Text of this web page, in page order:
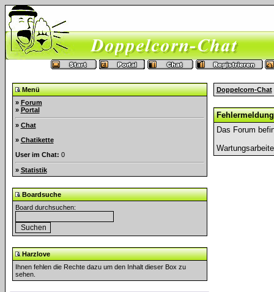
Menü
» Forum
» Portal
» Chat
» Chatikette
User im Chat: 0
» Statistik
Boardsuche
Board durchsuchen:
Harzlove
Ihnen fehlen die Rechte dazu um den Inhalt dieser Box zu
sehen.
Doppelcorn-Chat
Fehlermeldung
Das Forum